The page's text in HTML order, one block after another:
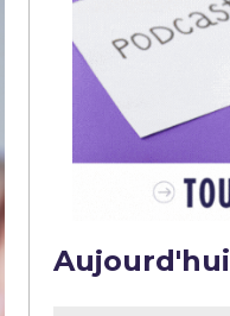
Aujourd'hui